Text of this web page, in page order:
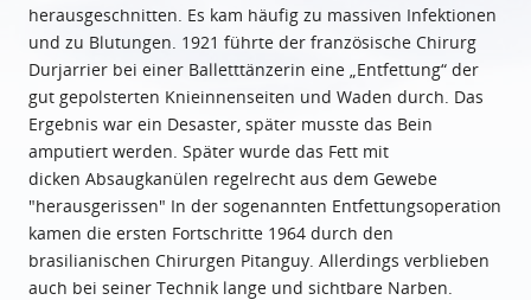
herausgeschnitten. Es kam häufig zu massiven Infektionen
und zu Blutungen. 1921 führte der französische Chirurg
Durjarrier bei einer Balletttänzerin eine „Entfettung“ der
gut gepolsterten Knieinnenseiten und Waden durch. Das
Ergebnis war ein Desaster, später musste das Bein
amputiert werden. Später wurde das Fett mit
dicken Absaugkanülen regelrecht aus dem Gewebe
"herausgerissen" In der sogenannten Entfettungsoperation
kamen die ersten Fortschritte 1964 durch den
brasilianischen Chirurgen Pitanguy. Allerdings verblieben
auch bei seiner Technik lange und sichtbare Narben.